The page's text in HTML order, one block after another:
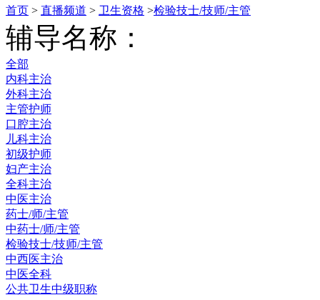
首页 > 直播频道 > 卫生资格 >检验技士/技师/主管
辅导名称：
全部
内科主治
外科主治
主管护师
口腔主治
儿科主治
初级护师
妇产主治
全科主治
中医主治
药士/师/主管
中药士/师/主管
检验技士/技师/主管
中西医主治
中医全科
公共卫生中级职称